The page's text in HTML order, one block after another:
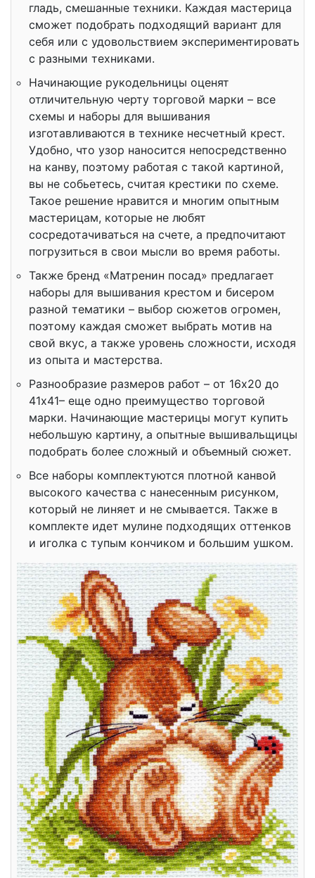
гладь, смешанные техники. Каждая мастерица
сможет подобрать подходящий вариант для
себя или с удовольствием экспериментировать
с разными техниками.
Начинающие рукодельницы оценят
отличительную черту торговой марки – все
схемы и наборы для вышивания
изготавливаются в технике несчетный крест.
Удобно, что узор наносится непосредственно
на канву, поэтому работая с такой картиной,
вы не собьетесь, считая крестики по схеме.
Такое решение нравится и многим опытным
мастерицам, которые не любят
сосредотачиваться на счете, а предпочитают
погрузиться в свои мысли во время работы.
Также бренд «Матренин посад» предлагает
наборы для вышивания крестом и бисером
разной тематики – выбор сюжетов огромен,
поэтому каждая сможет выбрать мотив на
свой вкус, а также уровень сложности, исходя
из опыта и мастерства.
Разнообразие размеров работ – от 16x20 до
41х41– еще одно преимущество торговой
марки. Начинающие мастерицы могут купить
небольшую картину, а опытные вышивальщицы
подобрать более сложный и объемный сюжет.
Все наборы комплектуются плотной канвой
высокого качества с нанесенным рисунком,
который не линяет и не смывается. Также в
комплекте идет мулине подходящих оттенков
и иголка с тупым кончиком и большим ушком.